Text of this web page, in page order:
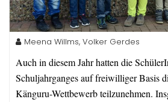
Meena Willms, Volker Gerdes
Auch in diesem Jahr hatten die
Schuljahrganges auf freiwilliger Basis
Känguru-Wettbewerb teilzunehmen.